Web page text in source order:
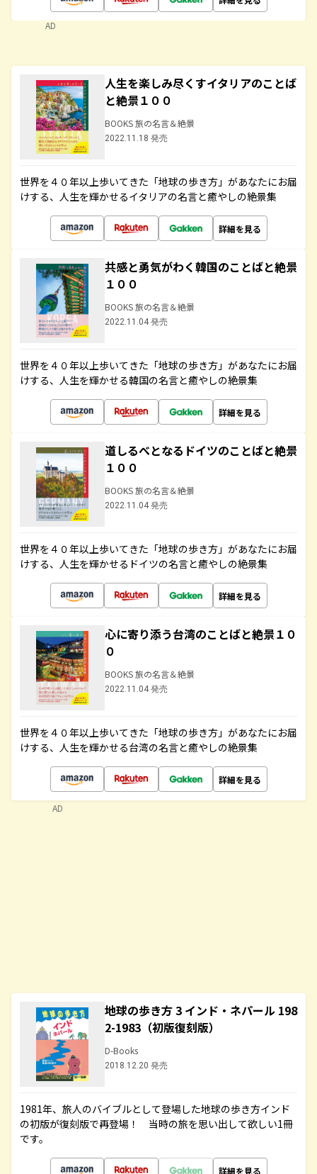
AD
人生を楽しみ尽くすイタリアのことば
と絶景１００
BOOKS 旅の名言＆絶景
2022.11.18 発売
世界を４０年以上歩いてきた「地球の歩き方」があなたにお届
けする、人生を輝かせるイタリアの名言と癒やしの絶景集
詳細を見る
共感と勇気がわく韓国のことばと絶景
１００
BOOKS 旅の名言＆絶景
2022.11.04 発売
世界を４０年以上歩いてきた「地球の歩き方」があなたにお届
けする、人生を輝かせる韓国の名言と癒やしの絶景集
詳細を見る
道しるべとなるドイツのことばと絶景
１００
BOOKS 旅の名言＆絶景
2022.11.04 発売
世界を４０年以上歩いてきた「地球の歩き方」があなたにお届
けする、人生を輝かせるドイツの名言と癒やしの絶景集
詳細を見る
心に寄り添う台湾のことばと絶景１０
０
BOOKS 旅の名言＆絶景
2022.11.04 発売
世界を４０年以上歩いてきた「地球の歩き方」があなたにお届
けする、人生を輝かせる台湾の名言と癒やしの絶景集
詳細を見る
地球の歩き方 3 インド・ネパール 198
2-1983（初版復刻版）
D-Books
2018.12.20 発売
1981年、旅人のバイブルとして登場した地球の歩き方インド
の初版が復刻版で再登場！ 当時の旅を思い出して欲しい1冊
です。
詳細を見る
AD